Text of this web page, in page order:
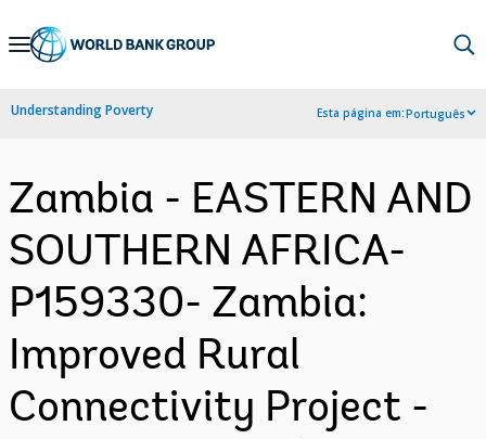
Skip
Navigation
Understanding Poverty Esta página em:Português
Zambia - EASTERN AND
SOUTHERN AFRICA-
P159330- Zambia:
Improved Rural
Connectivity Project -